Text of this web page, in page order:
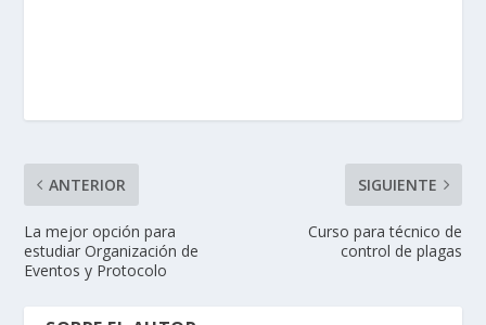
ANTERIOR
La mejor opción para
estudiar Organización de
Eventos y Protocolo
SIGUIENTE
Curso para técnico de
control de plagas